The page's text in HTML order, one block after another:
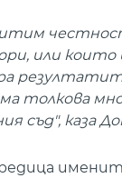
или които
толкова
съд", каза